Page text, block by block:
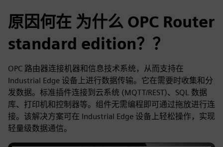
原因何在 为什么 OPC Router
standard edition？？
OPC 路由器连接机器和信息技术系统，从而支持在
Industrial Edge 设备上进行数据传输。它在需要时收集和分
发数据。标准插件连接到云系统 (MQTT/REST)、SQL 数据
库、打印机和控制器等。组件无需编程即可通过拖放进行连
接。该解决方案可在 Industrial Edge 设备上轻松操作，实现
轻量级数据通信。